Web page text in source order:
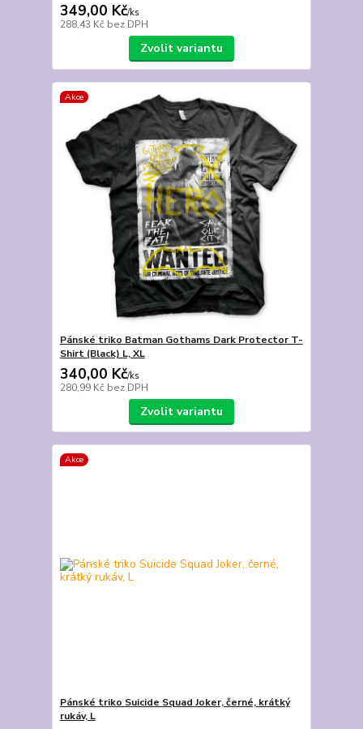
349,00 Kč/ks
288,43 Kč bez DPH
Zvolit variantu
Akce
Pánské triko Batman Gothams Dark Protector T-
Shirt (Black) L, XL
340,00 Kč/ks
280,99 Kč bez DPH
Zvolit variantu
Akce
Pánské triko Suicide Squad Joker, černé, krátký
rukáv, L